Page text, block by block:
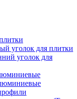
уголок для плитки
уголок для